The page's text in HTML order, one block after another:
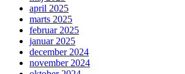
april 2025
marts 2025
februar 2025
januar 2025
december 2024
november 2024